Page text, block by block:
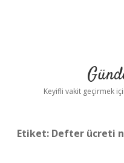
Keyifli vakit geçirmek
Etiket: Defter ücreti